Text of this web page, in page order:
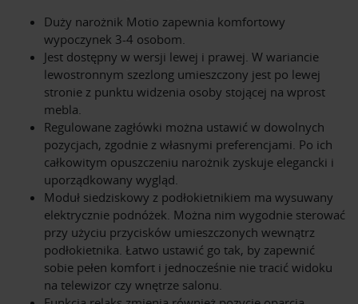
Duży narożnik Motio zapewnia komfortowy
wypoczynek 3-4 osobom.
Jest dostępny w wersji lewej i prawej. W wariancie
lewostronnym szezlong umieszczony jest po lewej
stronie z punktu widzenia osoby stojącej na wprost
mebla.
Regulowane zagłówki można ustawić w dowolnych
pozycjach, zgodnie z własnymi preferencjami. Po ich
całkowitym opuszczeniu narożnik zyskuje elegancki i
uporządkowany wygląd.
Moduł siedziskowy z podłokietnikiem ma wysuwany
elektrycznie podnóżek. Można nim wygodnie sterować
przy użyciu przycisków umieszczonych wewnątrz
podłokietnika. Łatwo ustawić go tak, by zapewnić
sobie pełen komfort i jednocześnie nie tracić widoku
na telewizor czy wnętrze salonu.